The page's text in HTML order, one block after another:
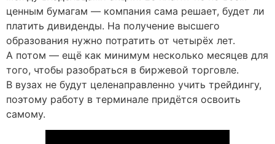
ценным бумагам — компания сама решает, будет ли
платить дивиденды. На получение высшего
образования нужно потратить от четырёх лет.
А потом — ещё как минимум несколько месяцев для
того, чтобы разобраться в биржевой торговле.
В вузах не будут целенаправленно учить трейдингу,
поэтому работу в терминале придётся освоить
самому.